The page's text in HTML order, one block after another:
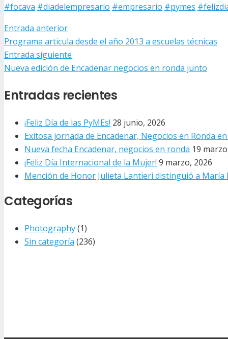
#focava #diadelempresario #empresario #pymes
Entrada anterior
Programa articula desde el año 2013 a escuelas técnicas
Entrada siguiente
Nueva edición de Encadenar negocios en ronda junto
Entradas recientes
¡Feliz Día de las PyMEs! 28 junio, 2026
Exitosa jornada de Encadenar, Negocios en Ronda
Nueva fecha Encadenar, negocios en ronda 19
¡Feliz Día Internacional de la Mujer! 9 marzo, 2026
Mención de Honor Julieta Lantieri distinguió a María
Categorías
Photography(1)
Sin categoría (236)